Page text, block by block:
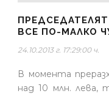
ВСЕ ПО-МАЛКО
24.10.2013 г. 17:29:00 ч.
В момента
над 10 млн. лева,